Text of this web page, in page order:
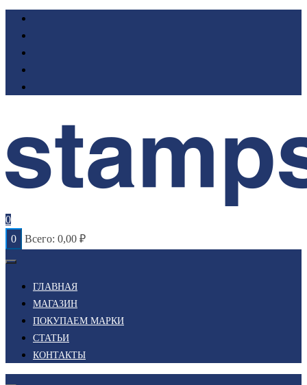
0
0
Всего: 0,00 ₽
ГЛАВНАЯ
МАГАЗИН
ПОКУПАЕМ МАРКИ
СТАТЬИ
КОНТАКТЫ